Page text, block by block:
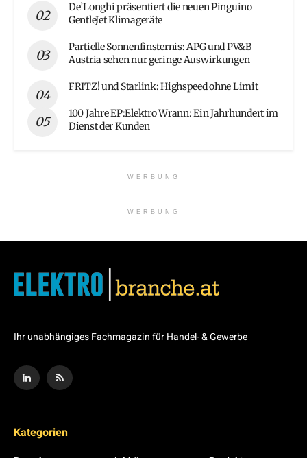
De’Longhi präsentiert die neuen Pinguino
GentleJet Klimageräte
Partielle Sonnenfinsternis: APG und PV&B
Austria sehen nur geringe Auswirkungen
FRITZ! und Starlink: Highspeed ohne Limit
100 Jahre EP:Elektro Wrann: Ein Jahrhundert im
Dienst der Kunden
WERBUNG
WERBUNG
Ihr unabhängiges Fachmagazin für Handel- & Gewerbe
Kategorien